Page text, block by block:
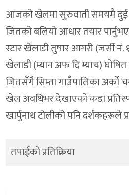
आजको खेलमा सुरुवाती समयमै दुई
जितको बलियो आधार तयार
स्टार खेलाडी तुषार आगरी (जर्सी नं.
खेलाडी (म्यान अफ दि म्याच)
जितसँगै सिम्ता गाउँपालिका अर्को
खेल अवधिभर देखाएको कडा
खार्पुनाथ टोलीको पनि दर्शकहरूले
तपाईको प्रतिक्रिया